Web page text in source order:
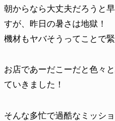
朝からなら大丈夫だろうと
すが、昨日の暑さは地獄！
機材もヤバそうってことで緊
お店であーだこーだと色々
ていきました！
そんな多忙で過酷なミッシ